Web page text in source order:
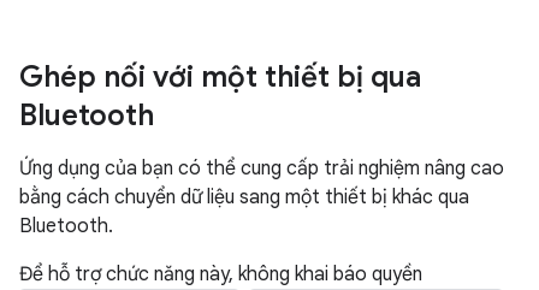
Ghép nối với một thiết bị qua
Bluetooth
Ứng dụng của bạn có thể cung cấp trải nghiệm nâng cao
bằng cách chuyển dữ liệu sang một thiết bị khác qua
Bluetooth.
Để hỗ trợ chức năng này, không khai báo quyền